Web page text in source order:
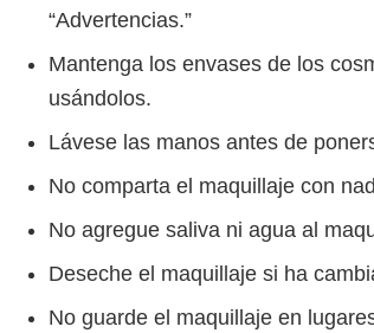
“Advertencias.”
Mantenga los envases de los
usándolos.
Lávese las manos antes de
No comparta el maquillaje con
No agregue saliva ni agua al
Deseche el maquillaje si ha
No guarde el maquillaje en